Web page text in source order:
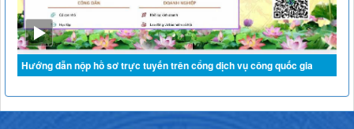
Hướng dẫn nộp hồ sơ trực tuyến trên cổng dịch vụ công quốc gia